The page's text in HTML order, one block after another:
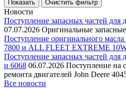
Новости
Поступление запасных частей для
07.07.2026 Оригинальные
Поступление оригинального
7800 и ALL FLEET EXTREME
Поступление запасных частей для
и 6068 06.07.2026 Поступление на
ремонта двигателей John Deere
Все новости